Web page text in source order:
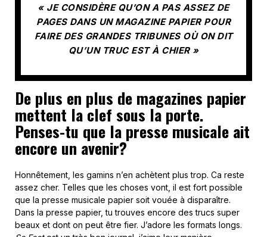
« JE CONSIDÈRE QU’ON A PAS ASSEZ DE
PAGES DANS UN MAGAZINE PAPIER POUR
FAIRE DES GRANDES TRIBUNES OÙ ON DIT
QU’UN TRUC EST À CHIER »
De plus en plus de magazines papier
mettent la clef sous la porte.
Penses-tu que la presse musicale ait
encore un avenir?
Honnêtement, les gamins n’en achètent plus trop. Ca reste
assez cher. Telles que les choses vont, il est fort possible
que la presse musicale papier soit vouée à disparaître.
Dans la presse papier, tu trouves encore des trucs super
beaux et dont on peut être fier. J’adore les formats longs.